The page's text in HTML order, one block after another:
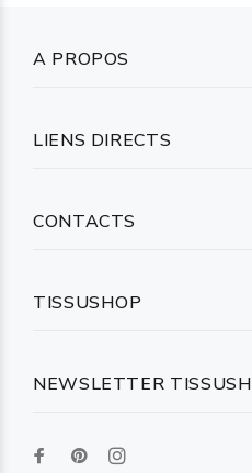
NEWSLETTER
A PROPOS
LIENS DIRECTS
CONTACTS
TISSUSHOP